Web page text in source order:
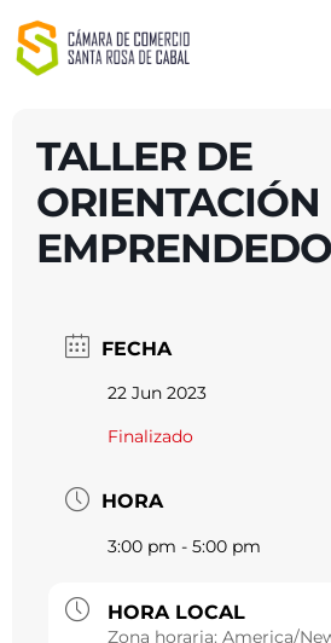
TALLER DE
FECHA
22 Jun 2023
Finalizado
HORA
3:00 pm - 5:00 pm
HORA LOCAL
Zona horaria: America/